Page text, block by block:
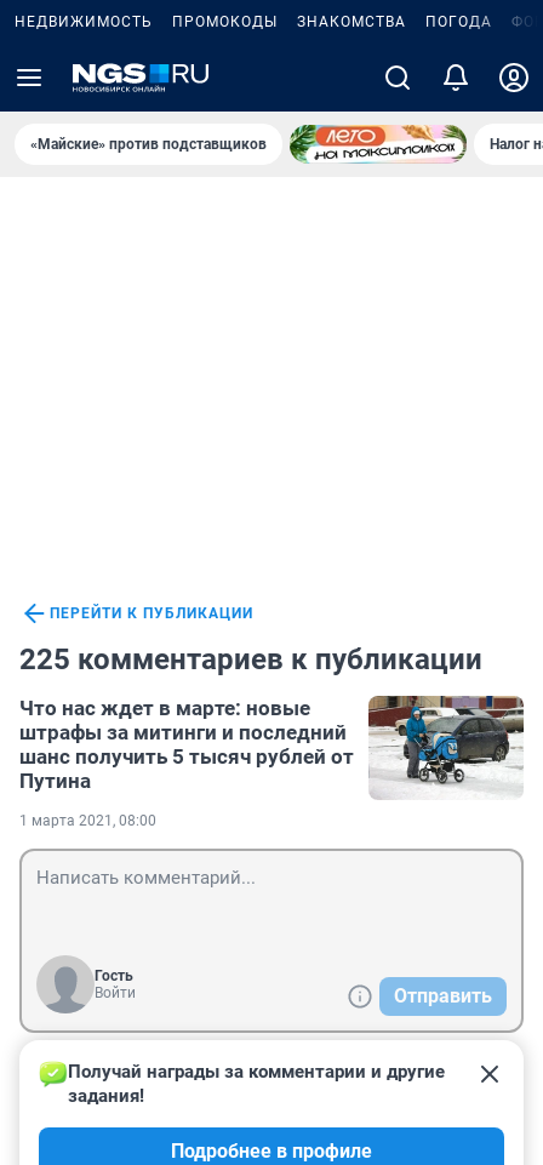
НЕДВИЖИМОСТЬ ПРОМОКОДЫ ЗНАКОМСТВА ПОГОДА
«Майские» против подставщиков Налог
ПЕРЕЙТИ К ПУБЛИКАЦИИ
225 комментариев к публикации
Что нас ждет в марте: новые
штрафы за митинги и последний
шанс получить 5 тысяч рублей от
Путина
1 марта 2021, 08:00
Гость
Войти
Отправить
Гость
2 марта 2021, 00:28
Мэрии при уборке снега и грязи помощь хоть будет, а
то не справляется денег мало)) молдцы!
Получай награды за комментарии и другие
задания!
Подробнее в профиле